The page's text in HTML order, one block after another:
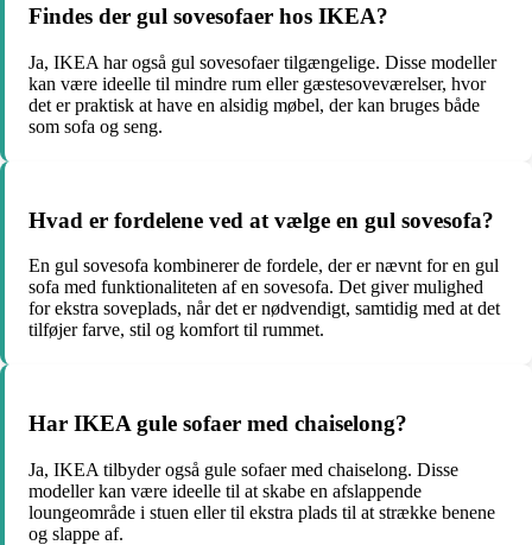
Findes der gul sovesofaer hos IKEA?
Ja, IKEA har også gul sovesofaer tilgængelige. Disse modeller
kan være ideelle til mindre rum eller gæstesoveværelser, hvor
det er praktisk at have en alsidig møbel, der kan bruges både
som sofa og seng.
Hvad er fordelene ved at vælge en gul sovesofa?
En gul sovesofa kombinerer de fordele, der er nævnt for en gul
sofa med funktionaliteten af en sovesofa. Det giver mulighed
for ekstra soveplads, når det er nødvendigt, samtidig med at det
tilføjer farve, stil og komfort til rummet.
Har IKEA gule sofaer med chaiselong?
Ja, IKEA tilbyder også gule sofaer med chaiselong. Disse
modeller kan være ideelle til at skabe en afslappende
loungeområde i stuen eller til ekstra plads til at strække benene
og slappe af.